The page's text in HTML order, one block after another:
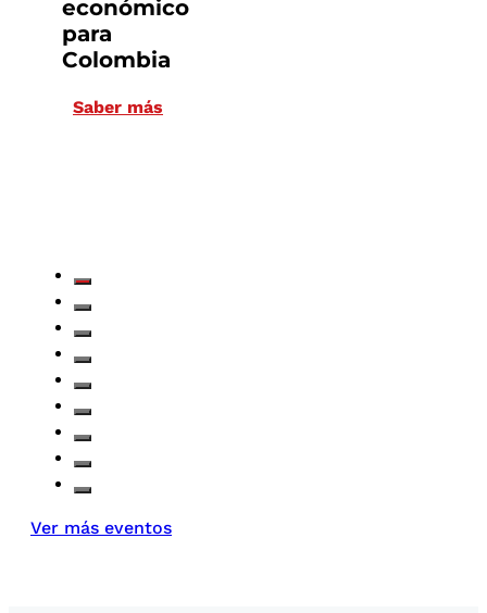
económico
para
Colombia
Saber más
Ver más eventos